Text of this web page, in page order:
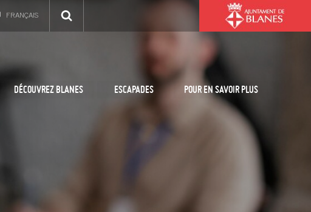
FRANÇAIS
DÉCOUVREZ BLANES ESCAPADES POUR EN SAVOIR PLUS